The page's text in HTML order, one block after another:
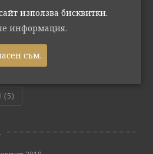
(5) СОС(6)
(7)
ТРИКОВЕ
(5)
използва бисквитки.
информация.
съм.